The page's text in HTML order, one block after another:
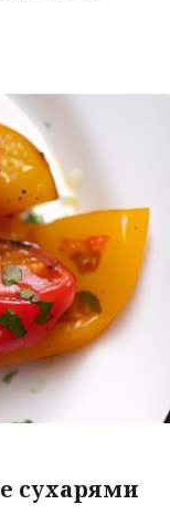
сухарями